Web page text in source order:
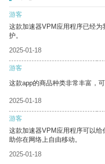
游客
这款加速器VPM应用程序已经
护。
2025-01-18
游客
这款app的商品种类非常丰富，
2025-01-18
游客
这款加速器VPM应用程序可以
助你在网络上自由移动。
2025-01-18